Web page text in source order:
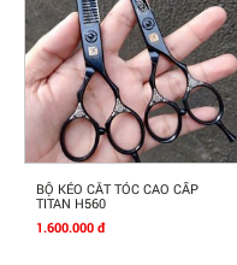
Mua Ngay
BỘ KÉO CẮT TÓC CAO CẤP
TITAN H560
1.600.000 đ